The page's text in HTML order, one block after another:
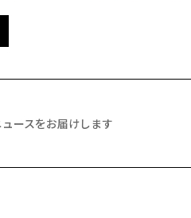
ースをお届けします